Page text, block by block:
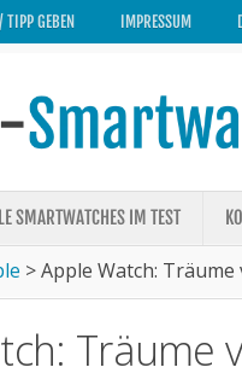
TIPP GEBEN IMPRESSUM
SMARTWATCHES IM TEST
>Apple Watch:
Träume